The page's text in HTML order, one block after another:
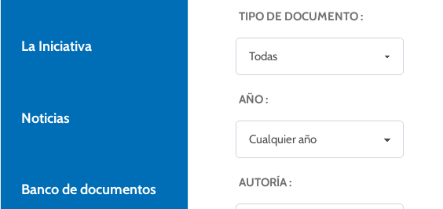
La Iniciativa
Noticias
Banco de documentos
TIPO DE DOCUMENTO :
AÑO :
AUTORÍA :